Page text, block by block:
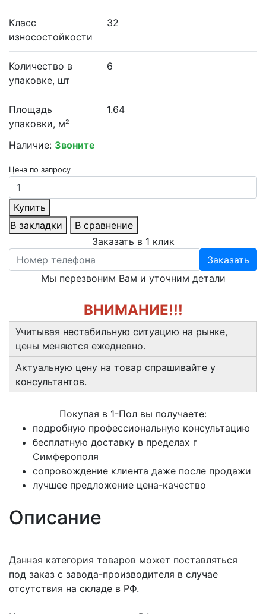
Класс
износостойкости
32
Количество в
упаковке, шт
6
Площадь
упаковки, м²
1.64
Наличие: Звоните
Цена по запросу
Купить
В закладки
В сравнение
Заказать в 1 клик
Заказать
Мы перезвоним Вам и уточним детали
ВНИМАНИЕ!!!
Учитывая нестабильную ситуацию на рынке,
цены меняются ежедневно.
Актуальную цену на товар спрашивайте у
консультантов.
Покупая в 1-Пол вы получаете:
подробную профессиональную консультацию
бесплатную доставку в пределах г
Симферополя
сопровождение клиента даже после продажи
лучшее предложение цена-качество
Описание
Данная категория товаров может поставляться
под заказ с завода-производителя в случае
отсутствия на складе в РФ.